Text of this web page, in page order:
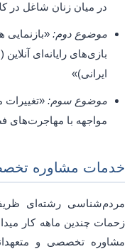
در میان زنان شاغل در
موضوع دوم:
بازی‌های رایانه‌ای
ایرانی)»
موضوع سوم:
مواجهه با مهاجرت‌های
خدمات مشاوره
مردم‌شناسی رشته‌ای
زحمات چندین ماهه کار
مشاوره تخصصی و